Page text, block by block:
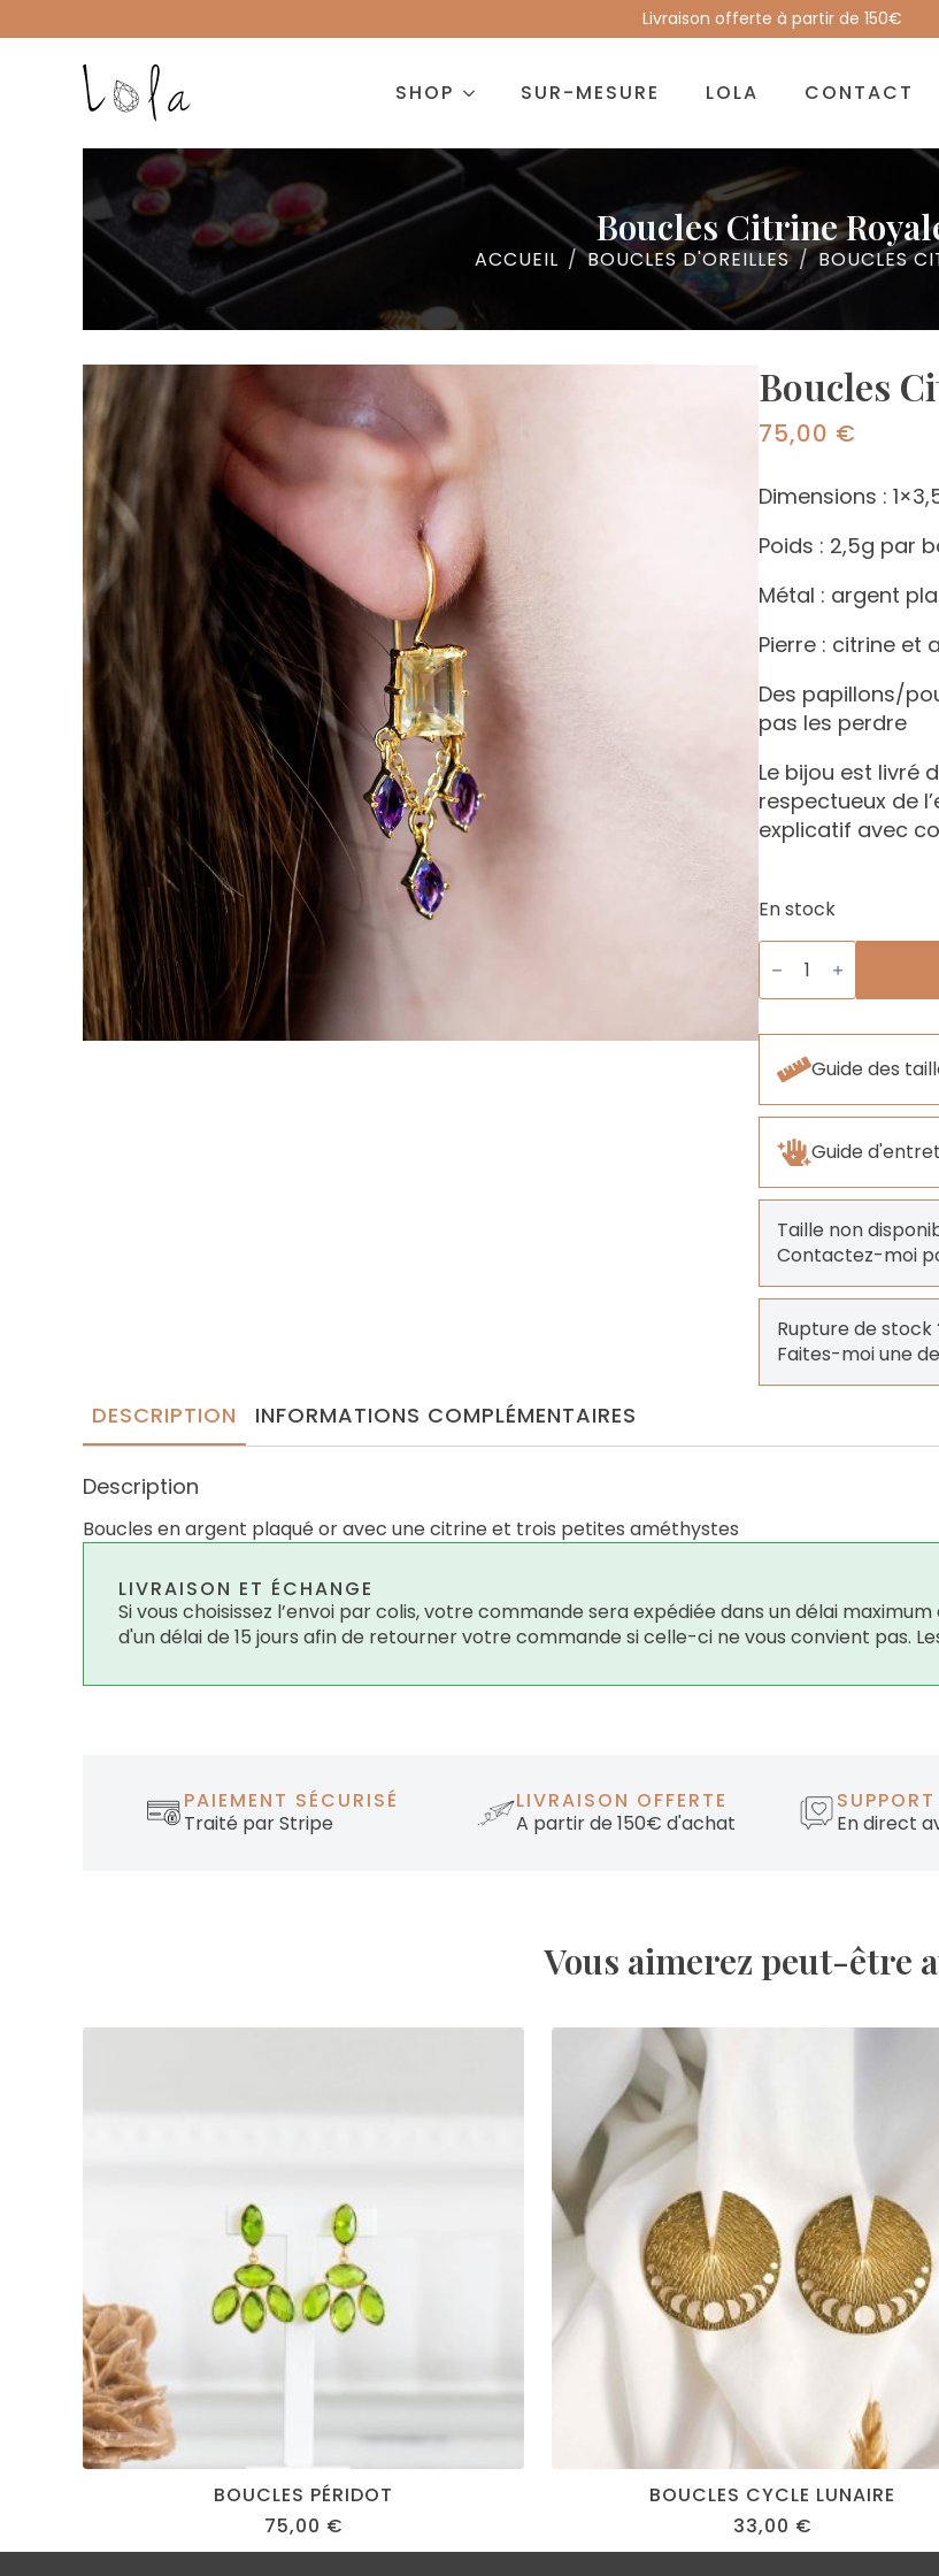
Livraison offerte à partir de 150€
SHOP SUR-MESURE LOLA
CONTACT
Boucles Citrine
ACCUEIL BOUCLES D'OREILLES BOUCLES
Boucles
75,00 €
Dimensions :
Poids : 2,5g par
Métal : argent
Pierre : citrine et
Des papillons/
pas les perdre
Le bijou est livré
respectueux de
explicatif avec
En stock
quantité
de
Boucles
Citrine
Guide des
Guide
Taille non
Contactez-moi
Rupture de stock
Faites-moi une
DESCRIPTION INFORMATIONS COMPLÉMENTAIRES
Description
Boucles en argent plaqué or avec une citrine et trois petites améthystes
LIVRAISON ET ÉCHANGE
Si vous choisissez l’envoi par colis, votre commande sera expédiée dans un délai
d'un délai de 15 jours afin de retourner votre commande si celle-ci ne vous convient pas.
PAIEMENT SÉCURISÉ
Traité par Stripe
LIVRAISON OFFERTE
A partir de 150€ d'achat
En direct
Vous aimerez peut-être
BOUCLES PÉRIDOT
75,00 €
BOUCLES CYCLE LUNAIRE
33,00 €